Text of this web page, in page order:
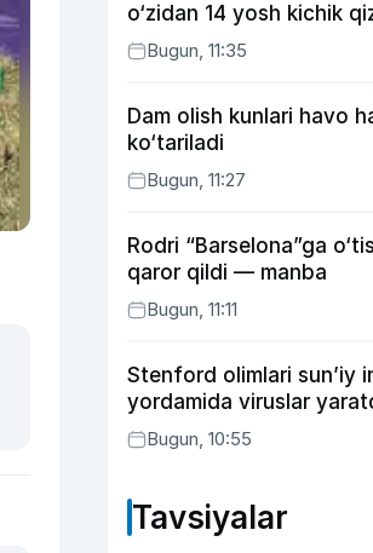
o‘zidan 14 yosh kichik
uylangan Yorqinxo‘ja
34 yoshda
Bugun, 11:35
Dam olish kunlari havo
ko‘tariladi
Bugun, 11:27
Rodri “Barselona”ga
qaror qildi — manba
Bugun, 11:11
Stenford olimlari sun’iy
yordamida viruslar
Bugun, 10:55
Tavsiyalar